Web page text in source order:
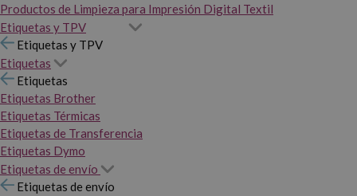
Productos de Limpieza para Impresión Digital Textil
Etiquetas y TPV
Etiquetas y TPV
Etiquetas
Etiquetas
Etiquetas Brother
Etiquetas Térmicas
Etiquetas de Transferencia
Etiquetas Dymo
Etiquetas de envío
Etiquetas de envío